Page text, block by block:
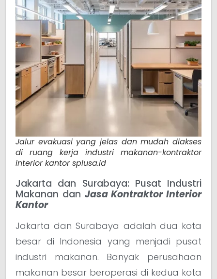
Jalur evakuasi yang jelas dan mudah diakses
di ruang kerja industri makanan-kontraktor
interior kantor splusa.id
Jakarta dan Surabaya: Pusat Industri
Makanan dan Jasa Kontraktor Interior
Kantor
Jakarta dan Surabaya adalah dua kota
besar di Indonesia yang menjadi pusat
industri makanan. Banyak perusahaan
makanan besar beroperasi di kedua kota